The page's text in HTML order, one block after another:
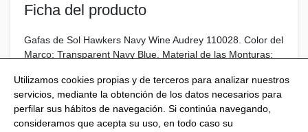
Ficha del producto
Gafas de Sol Hawkers Navy Wine Audrey 110028. Color del
Marco: Transparent Navy Blue. Material de las Monturas:
Utilizamos cookies propias y de terceros para analizar nuestros
servicios, mediante la obtención de los datos necesarios para
perfilar sus hábitos de navegación. Si continúa navegando,
consideramos que acepta su uso, en todo caso su